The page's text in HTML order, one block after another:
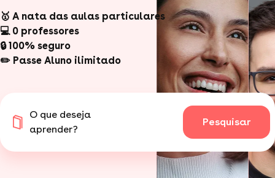
🥇 A nata das aulas particulares
💻 0 professores
🔒 100% seguro
✏️ Passe Aluno ilimitado
O que deseja
aprender?
Pesquisar